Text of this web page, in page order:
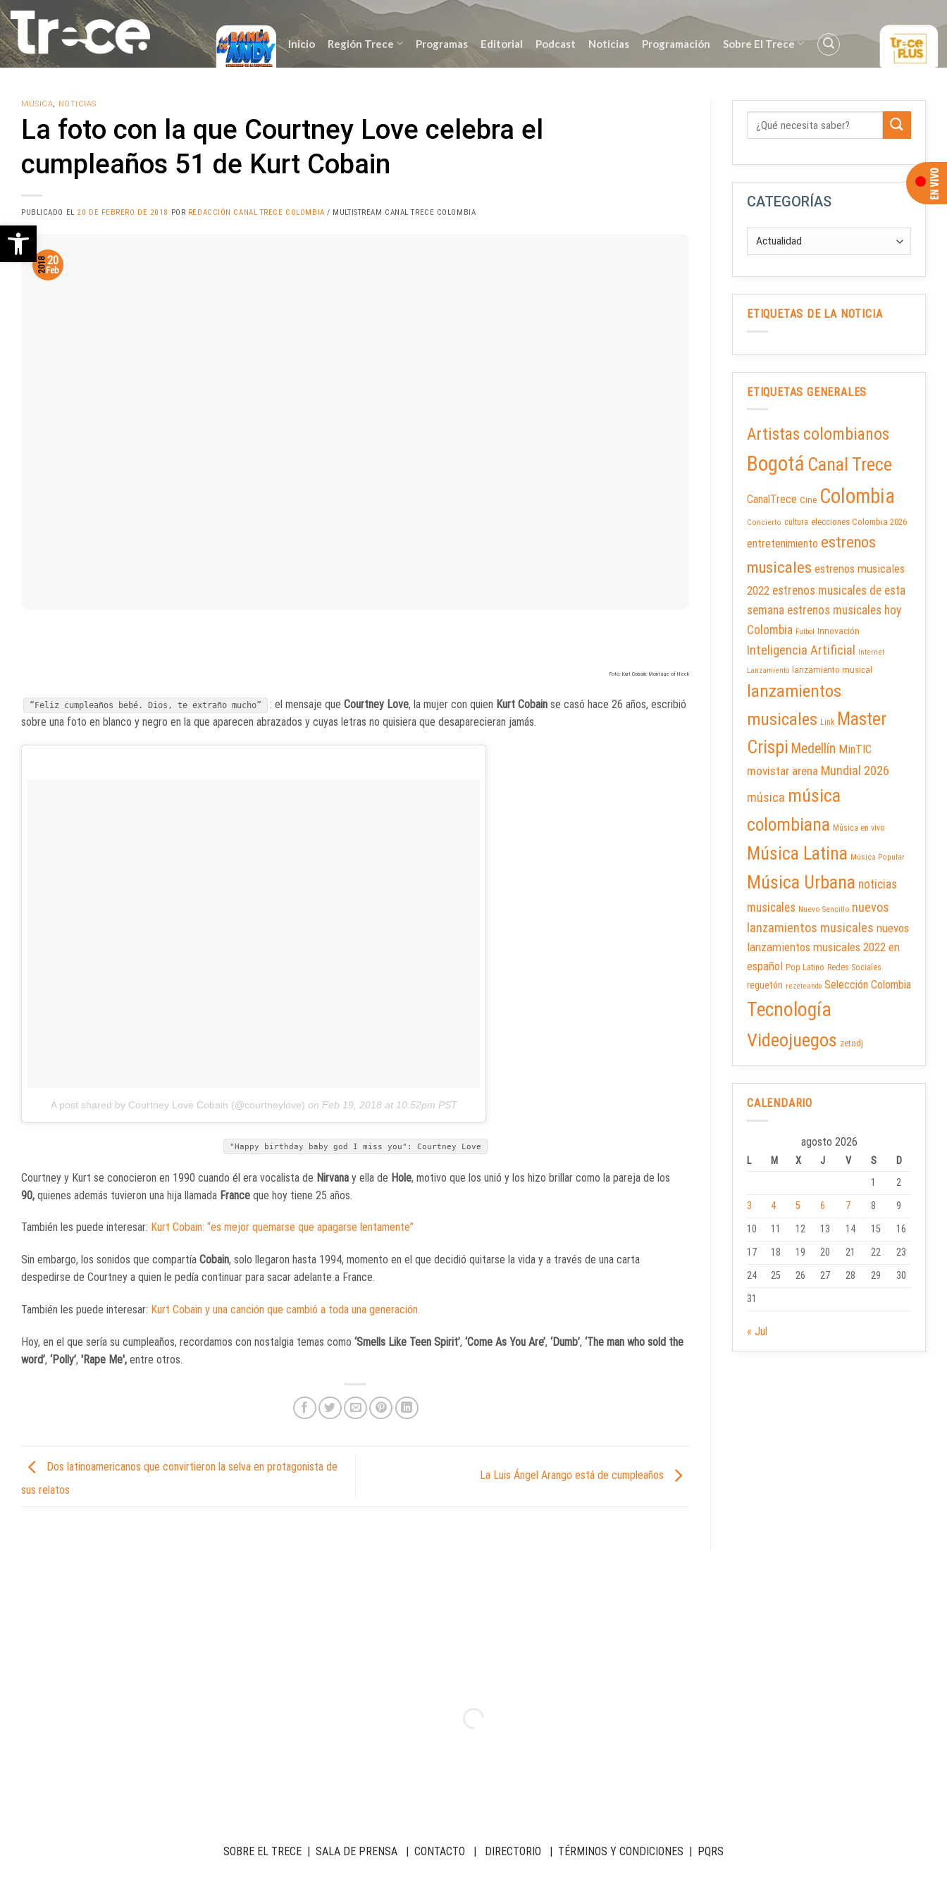
Saltar
al
contenido
Inicio Región Trece Programas Editorial Podcast Noticias Programación Sobre El Trece
MÚSICA, NOTICIAS
La foto con la que Courtney Love celebra el
cumpleaños 51 de Kurt Cobain
PUBLICADO EL 20 DE FEBRERO DE 2018 POR REDACCIÓN CANAL TRECE COLOMBIA / MULTISTREAM CANAL TRECE COLOMBIA
20
Feb
2018
Foto: Kurt Cobain: Montage of Heck
“Feliz cumpleaños bebé. Dios, te extraño mucho” : el mensaje queCourtney Love, la mujer con quien Kurt Cobain se casó hace 26 años, escribió
sobre una foto en blanco y negro en la que aparecen abrazados y cuyas letras no quisiera que desaparecieran jamás.
A post shared by Courtney Love Cobain (@courtneylove) on Feb 19, 2018 at 10:52pm PST
"Happy birthday baby god I miss you": Courtney Love
Courtney y Kurt se conocieron en 1990 cuando él era vocalista de Nirvana y ella de Hole, motivo que los unió y los hizo brillar como la pareja de los
90, quienes además tuvieron una hija llamada France que hoy tiene 25 años.
También les puede interesar: Kurt Cobain: “es mejor quemarse que apagarse lentamente”
Sin embargo, los sonidos que compartía Cobain, solo llegaron hasta 1994, momento en el que decidió quitarse la vida y a través de una carta
despedirse de Courtney a quien le pedía continuar para sacar adelante a France.
También les puede interesar: Kurt Cobain y una canción que cambió a toda una generación.
Hoy, en el que sería su cumpleaños, recordamos con nostalgia temas como ‘Smells Like Teen Spirit’, ‘Come As You Are’, ‘Dumb’, ‘The man who sold the
word’, ‘Polly’, 'Rape Me', entre otros.
Dos latinoamericanos que convirtieron la selva en protagonista de
sus relatos
La Luis Ángel Arango está de cumpleaños
CATEGORÍAS
ETIQUETAS DE LA NOTICIA
ETIQUETAS GENERALES
Artistas colombianos
Bogotá Canal Trece
CanalTrece Cine Colombia
Concierto cultura elecciones Colombia 2026
entretenimiento estrenos
musicales estrenos musicales
2022 estrenos musicales de esta
semana estrenos musicales hoy
Colombia Futbol Innovación
Inteligencia Artificial
Internet
Lanzamiento
lanzamiento musical
lanzamientos
musicales Link Master
Crispi Medellín MinTIC
movistar arena Mundial 2026
música música
colombiana Música en vivo
Música Latina Música Popular
Música Urbana noticias
musicales Nuevo Sencillo nuevos
lanzamientos musicales nuevos
lanzamientos musicales 2022 en
español Pop Latino Redes Sociales
reguetón rezeteando Selección Colombia
Tecnología
Videojuegos zetadj
CALENDARIO
agosto 2026
L M X J V S
D
1
2
3
4 5 6 7 8
9
10
11 12 13 14 15
16
17
18 19 20 21 22
23
24
25 26 27 28 29
30
31
« Jul
SOBRE EL TRECE | SALA DE PRENSA | CONTACTO | DIRECTORIO | TÉRMINOS Y CONDICIONES | PQRS
Abrir barra de herramientas